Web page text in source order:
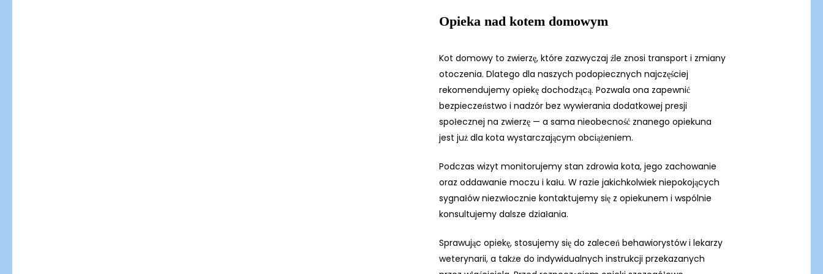
Opieka nad kotem domowym
Kot domowy to zwierzę, które zazwyczaj źle znosi transport i zmiany
otoczenia. Dlatego dla naszych podopiecznych najczęściej
rekomendujemy opiekę dochodzącą. Pozwala ona zapewnić
bezpieczeństwo i nadzór bez wywierania dodatkowej presji
społecznej na zwierzę — a sama nieobecność znanego opiekuna
jest już dla kota wystarczającym obciążeniem.
Podczas wizyt monitorujemy stan zdrowia kota, jego zachowanie
oraz oddawanie moczu i kału. W razie jakichkolwiek niepokojących
sygnałów niezwłocznie kontaktujemy się z opiekunem i wspólnie
konsultujemy dalsze działania.
Sprawując opiekę, stosujemy się do zaleceń behawiorystów i lekarzy
weterynarii, a także do indywidualnych instrukcji przekazanych